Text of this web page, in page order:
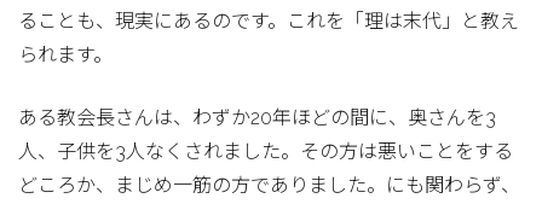
ることも、現実にあるのです。これを「理は末代」と教え
られます。
ある教会長さんは、わずか20年ほどの間に、奥さんを3
人、子供を3人なくされました。その方は悪いことをする
どころか、まじめ一筋の方でありました。にも関わらず、